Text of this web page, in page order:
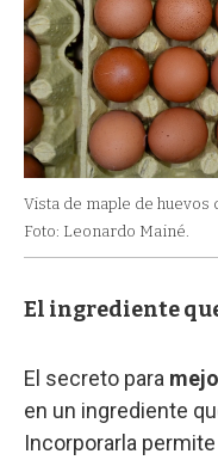
Vista de maple de huevos
Foto: Leonardo Mainé.
El ingrediente
El secreto para
en un ingrediente
Incorporarla